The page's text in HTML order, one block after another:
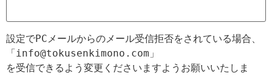
設定でPCメールからのメール受信拒否をされている場合、
「info@tokusenkimono.com」
を受信できるよう変更くださいますようお願いいたしま